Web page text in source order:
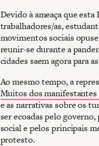
Devido à ameaça que
trabalhadores/as,
movimentos sociais
reunir-se durante a
cidades saem agora para
Ao mesmo tempo, a
Muitos dos manifestantes
e as narrativas sobre os
ser ecoadas pelo
social e pelos principais
protesto.